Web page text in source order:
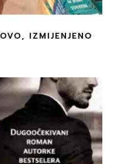
IZMIJENJENO